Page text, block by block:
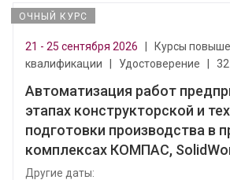
ОЧНЫЙ КУРС
21 - 25 сентября 2026
Курсы
квалификации
Удостоверение
Автоматизация работ
этапах конструкторской и
подготовки производства в
комплексах КОМПАС,
Другие даты: